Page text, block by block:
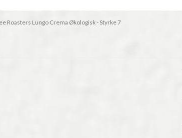
Roasters Lungo Crema Økologisk - Styrke 7